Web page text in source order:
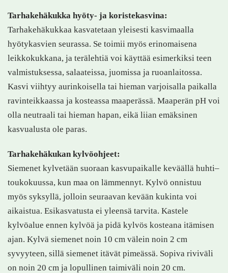
Tarhakehäkukka hyöty- ja koristekasvina:
Tarhakehäkukkaa kasvatetaan yleisesti kasvimaalla
hyötykasvien seurassa. Se toimii myös erinomaisena
leikkokukkana, ja terälehtiä voi käyttää esimerkiksi teen
valmistuksessa, salaateissa, juomissa ja ruoanlaitossa.
Kasvi viihtyy aurinkoisella tai hieman varjoisalla paikalla
ravinteikkaassa ja kosteassa maaperässä. Maaperän pH voi
olla neutraali tai hieman hapan, eikä liian emäksinen
kasvualusta ole paras.
Tarhakehäkukan kylvöohjeet:
Siemenet kylvetään suoraan kasvupaikalle keväällä huhti–
toukokuussa, kun maa on lämmennyt. Kylvö onnistuu
myös syksyllä, jolloin seuraavan kevään kukinta voi
aikaistua. Esikasvatusta ei yleensä tarvita. Kastele
kylvöalue ennen kylvöä ja pidä kylvös kosteana itämisen
ajan. Kylvä siemenet noin 10 cm välein noin 2 cm
syvyyteen, sillä siemenet itävät pimeässä. Sopiva riviväli
on noin 20 cm ja lopullinen taimiväli noin 20 cm.